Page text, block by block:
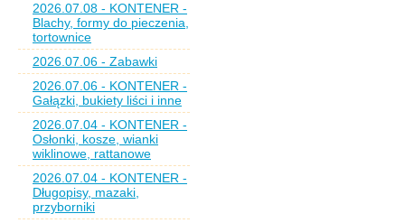
2026.07.08 - KONTENER -
Blachy, formy do pieczenia,
tortownice
2026.07.06 - Zabawki
2026.07.06 - KONTENER -
Gałązki, bukiety liści i inne
2026.07.04 - KONTENER -
Osłonki, kosze, wianki
wiklinowe, rattanowe
2026.07.04 - KONTENER -
Długopisy, mazaki,
przyborniki